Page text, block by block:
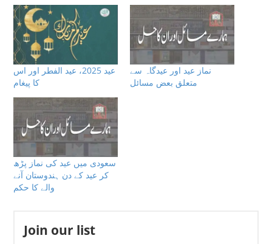
عيد 2025، عيد الفطر اور اس
كا پيغام
نماز عید اور عیدگاہ سے
متعلق بعض مسائل
سعودی میں عید کی نماز پڑھ
کر عید کے دن ہندوستان آنے
والے کا حکم
Join our list